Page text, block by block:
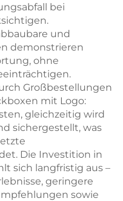
bei
und
demonstrieren
ohne
Großbestellungen
mit Logo:
gleichzeitig wird
sichergestellt, was
Die Investition in
sich langfristig aus –
geringere
sowie